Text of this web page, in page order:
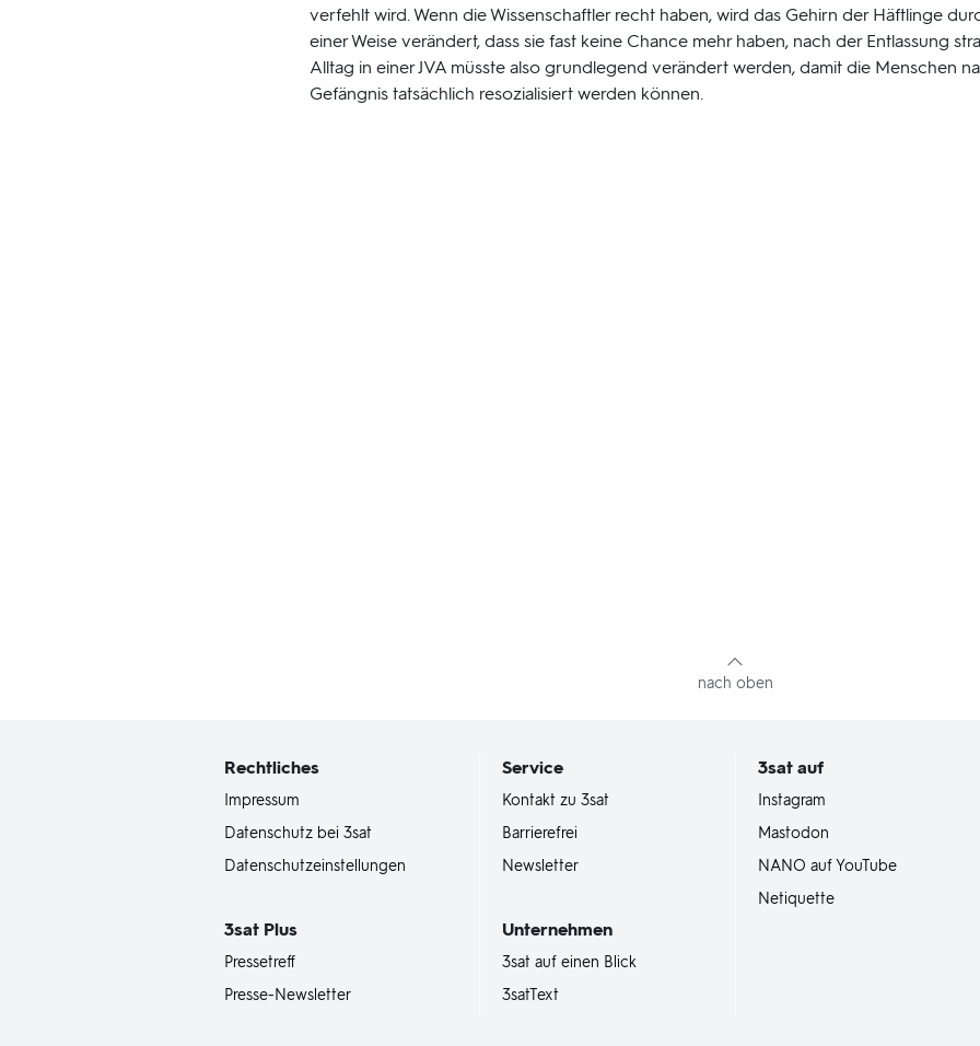
verfehlt wird. Wenn die Wissenschaftler recht haben, wird das Gehirn der Häftlinge
einer Weise verändert, dass sie fast keine Chance mehr haben, nach der Entlassung
Alltag in einer JVA müsste also grundlegend verändert werden, damit die Menschen
Gefängnis tatsächlich resozialisiert werden können.
nach oben
Rechtliches
Impressum
Datenschutz bei 3sat
Datenschutzeinstellungen
3satPlus
Pressetreff
Presse-Newsletter
Service
Kontakt zu 3sat
Barrierefrei
Newsletter
Unternehmen
3sat auf einen Blick
3satText
3sat auf
Instagram
Mastodon
NANO auf YouTube
Netiquette